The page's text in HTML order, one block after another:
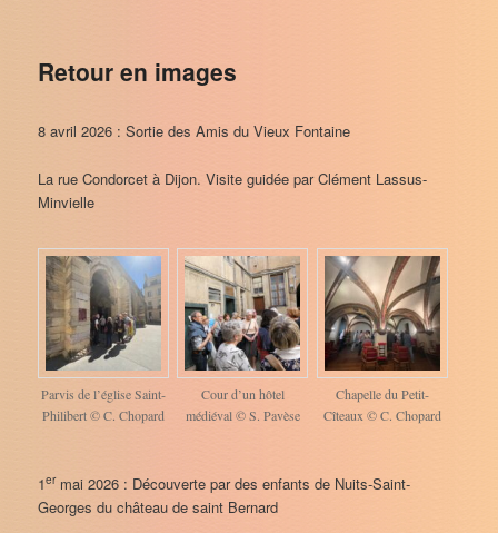
Retour en images
8 avril 2026 : Sortie des Amis du Vieux Fontaine
La rue Condorcet à Dijon. Visite guidée par Clément Lassus-
Minvielle
Parvis de l’église Saint-
Philibert © C. Chopard
Cour d’un hôtel
médiéval © S. Pavèse
Chapelle du Petit-
Cîteaux © C. Chopard
1ermai 2026 : Découverte par des enfants de Nuits-Saint-
Georges du château de saint Bernard